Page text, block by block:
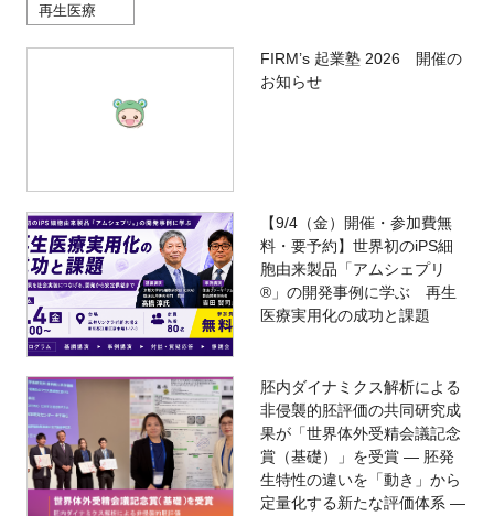
再生医療
FIRM’s 起業塾 2026 開催の
お知らせ
【9/4（金）開催・参加費無
料・要予約】世界初のiPS細
胞由来製品「アムシェプリ
®」の開発事例に学ぶ 再生
医療実用化の成功と課題
胚内ダイナミクス解析による
非侵襲的胚評価の共同研究成
果が「世界体外受精会議記念
賞（基礎）」を受賞 ― 胚発
生特性の違いを「動き」から
定量化する新たな評価体系 ―